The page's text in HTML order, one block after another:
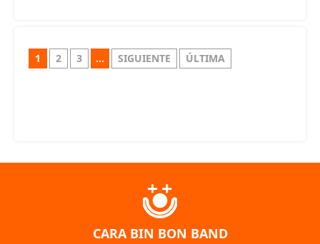
1 2 3 ... SIGUIENTE ÚLTIMA
CARA BIN BON BAND